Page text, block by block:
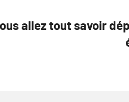
allez tout savoir